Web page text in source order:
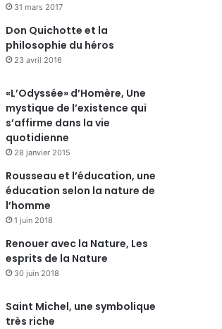
31 mars 2017
Don Quichotte et la
philosophie du héros
23 avril 2016
«L’Odyssée» d’Homère, Une
mystique de l’existence qui
s’affirme dans la vie
quotidienne
28 janvier 2015
Rousseau et l’éducation, une
éducation selon la nature de
l’homme
1 juin 2018
Renouer avec la Nature, Les
esprits de la Nature
30 juin 2018
Saint Michel, une symbolique
très riche